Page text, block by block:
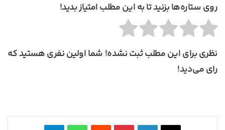
روی ستاره‌ها بزنید تا به این مطلب امتیاز بدید!
نظری برای این مطلب ثبت نشده! شما اولین نفری هستید که
رای می‌دید!
X لینکدین ‫پین‌ترست‫رددیت واتس آپ تلگرام